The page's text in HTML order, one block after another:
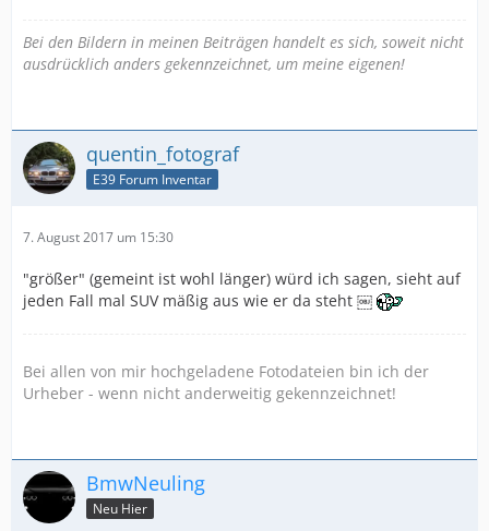
Bei den Bildern in meinen Beiträgen handelt es sich, soweit nicht
ausdrücklich anders gekennzeichnet, um meine eigenen!
quentin_fotograf
E39 Forum Inventar
7. August 2017 um 15:30
"größer" (gemeint ist wohl länger) würd ich sagen, sieht auf
jeden Fall mal SUV mäßig aus wie er da steht ￼
Bei allen von mir hochgeladene Fotodateien bin ich der
Urheber - wenn nicht anderweitig gekennzeichnet!
BmwNeuling
Neu Hier